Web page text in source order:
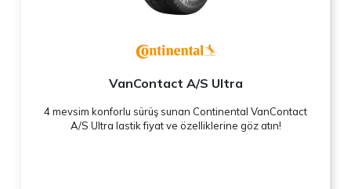
VanContact A/S Ultra
4 mevsim konforlu sürüş sunan Continental VanContact
A/S Ultra lastik fiyat ve özelliklerine göz atın!